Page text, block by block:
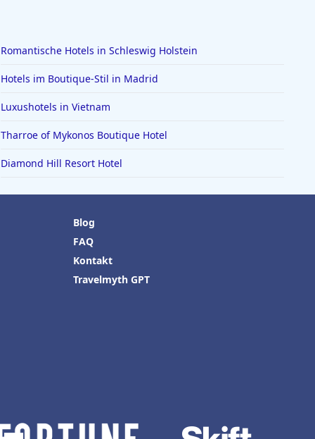
Romantische Hotels in Schleswig Holstein
Hotels im Boutique-Stil in Madrid
Luxushotels in Vietnam
Tharroe of Mykonos Boutique Hotel
Diamond Hill Resort Hotel
Blog
FAQ
Kontakt
Travelmyth GPT